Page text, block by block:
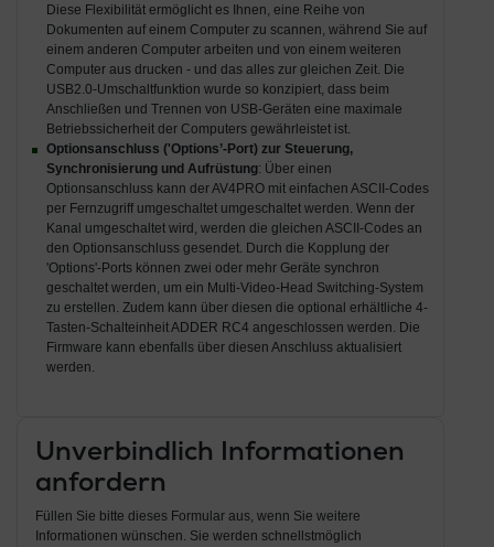
Diese Flexibilität ermöglicht es Ihnen, eine Reihe von
Dokumenten auf einem Computer zu scannen, während Sie auf
einem anderen Computer arbeiten und von einem weiteren
Computer aus drucken - und das alles zur gleichen Zeit. Die
USB2.0-Umschaltfunktion wurde so konzipiert, dass beim
Anschließen und Trennen von USB-Geräten eine maximale
Betriebssicherheit der Computers gewährleistet ist.
Optionsanschluss ('Options’-Port) zur Steuerung,
Synchronisierung und Aufrüstung: Über einen
Optionsanschluss kann der AV4PRO mit einfachen ASCII-Codes
per Fernzugriff umgeschaltet umgeschaltet werden. Wenn der
Kanal umgeschaltet wird, werden die gleichen ASCII-Codes an
den Optionsanschluss gesendet. Durch die Kopplung der
'Options'-Ports können zwei oder mehr Geräte synchron
geschaltet werden, um ein Multi-Video-Head Switching-System
zu erstellen. Zudem kann über diesen die optional erhältliche 4-
Tasten-Schalteinheit ADDER RC4 angeschlossen werden. Die
Firmware kann ebenfalls über diesen Anschluss aktualisiert
werden.
Unverbindlich Informationen
anfordern
Füllen Sie bitte dieses Formular aus, wenn Sie weitere
Informationen wünschen. Sie werden schnellstmöglich